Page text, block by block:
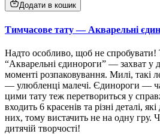
Додати в кошик
Тимчасове тату — Акварельні
Надто особливо, щоб не спробувати!
“Акварельні єдинороги” — захват у
моменті розпаковування. Милі, такі
— улюбленці малечі. Єдинороги —
цими тату теж перетвориться у
входить 6 красенів та різні деталі,
них, тому вистачить не на одну гру.
дитячій творчості!